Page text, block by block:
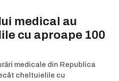
medical au
cu aproape 100
medicale din Republica
cheltuielile cu